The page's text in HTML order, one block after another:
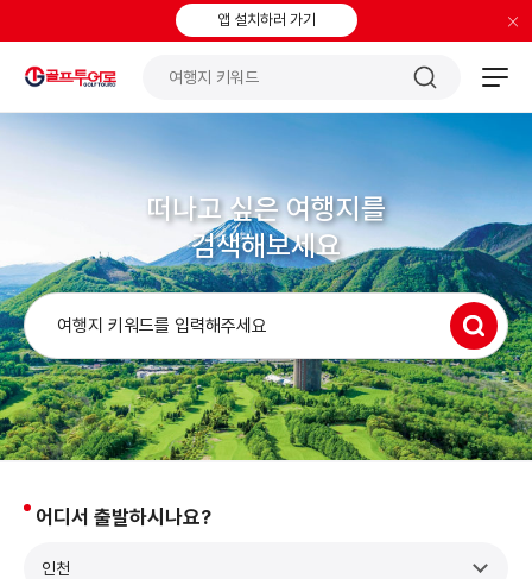
앱 설치하러 가기 ×
떠나고 싶은 여행지를
검색해보세요
어디서 출발하시나요?
인천